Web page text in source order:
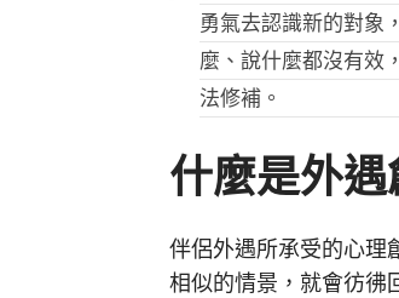
勇氣去認識新的對象
麼、說什麼都沒有效
法修補。
什麼是外遇
伴侶外遇所承受的心理
相似的情景，就會彷彿